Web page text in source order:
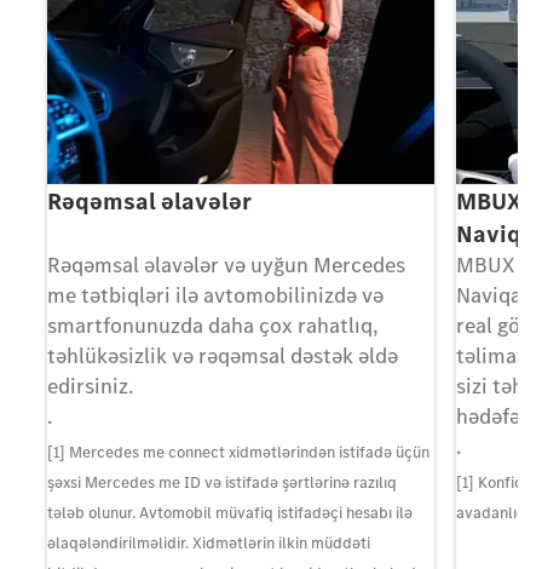
Rəqəmsal əlavələr
Rəqəmsal əlavələr və uyğun Mercedes
me tətbiqləri ilə avtomobilinizdə və
smartfonunuzda daha çox rahatlıq,
təhlükəsizlik və rəqəmsal dəstək əldə
edirsiniz.
.
[1] Mercedes me connect xidmətlərindən istifadə üçün
şəxsi Mercedes me ID və istifadə şərtlərinə razılıq
tələb olunur. Avtomobil müvafiq istifadəçi hesabı ilə
əlaqələndirilməlidir. Xidmətlərin ilkin müddəti
MBUX
MBUX
real
sizi
hədəfə
.
[1]